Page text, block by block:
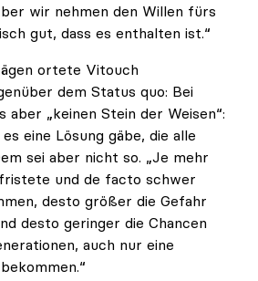
wir nehmen den Willen fürs
gut, dass es enthalten ist.“
ortete Vitouch
dem Status quo: Bei
aber „keinen Stein der Weisen“:
eine Lösung gäbe, die alle
sei aber nicht so. „Je mehr
und de facto schwer
desto größer die Gefahr
desto geringer die Chancen
auch nur eine